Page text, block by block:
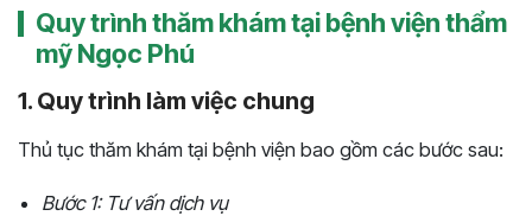
Quy trình thăm khám tại bệnh viện thẩm
mỹ Ngọc Phú
1. Quy trình làm việc chung
Thủ tục thăm khám tại bệnh viện bao gồm các bước sau:
Bước 1: Tư vấn dịch vụ